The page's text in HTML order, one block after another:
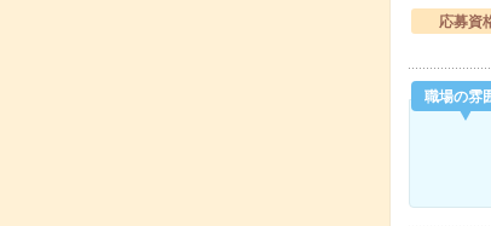
応募資
職場の雰